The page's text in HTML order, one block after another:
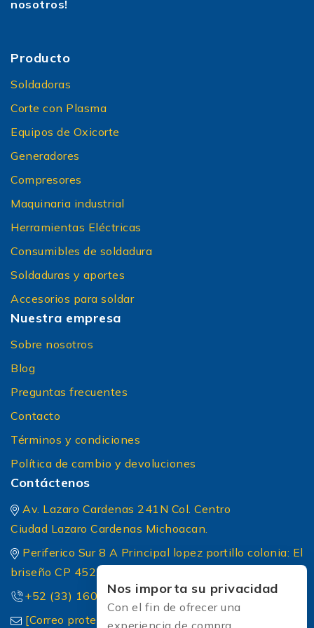
nosotros!
Producto
Soldadoras
Corte con Plasma
Equipos de Oxicorte
Generadores
Compresores
Maquinaria industrial
Herramientas Eléctricas
Consumibles de soldadura
Soldaduras y aportes
Accesorios para soldar
Nuestra empresa
Sobre nosotros
Blog
Preguntas frecuentes
Contacto
Términos y condiciones
Política de cambio y devoluciones
Contáctenos
Av. Lazaro Cardenas 241N Col. Centro
Ciudad Lazaro Cardenas Michoacan.
Periferico Sur 8 A Principal lopez portillo colonia: El
briseño CP 45236 Zapopan Jalisco
+52 (33) 1604 5032
[Correo protected]
Nos importa su privacidad
Con el fin de ofrecer una
experiencia de compra